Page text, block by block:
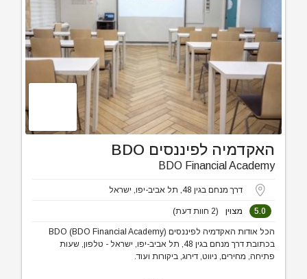
האקדמיה לפיננסים BDO
BDO Financial Academy
דרך מנחם בגין 48, תל אביב-יפו, ישראל
5.0 מצוין (2 חוות דעת)
הכל אודות האקדמיה לפיננסים BDO (BDO Financial Academy)
בכתובת דרך מנחם בגין 48, תל אביב-יפו, ישראל - טלפון, שעות
פתיחה, מחירים, ניווט, דירוג, ביקורות ועוד.